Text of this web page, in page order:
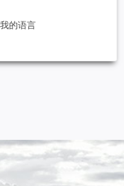
了解您的 PC 与 受
的语言